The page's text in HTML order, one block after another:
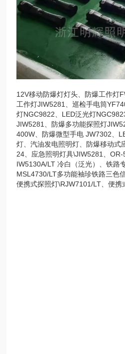
12V移动防爆灯灯头、防爆工作灯
工作灯JIW5281、巡检手电筒
灯NGC9822、LED泛光灯
JIW5281、防爆多功能探照灯
400W、防爆微型手电 JW7302、
灯、汽油发电照明灯、防爆移动式
24、应急照明灯具\JIW5281、
IW5130A/LT 冷白（泛光）、铁路
MSL4730/LT多功能袖珍铁路三色
便携式探照灯\RJW7101/LT、便携